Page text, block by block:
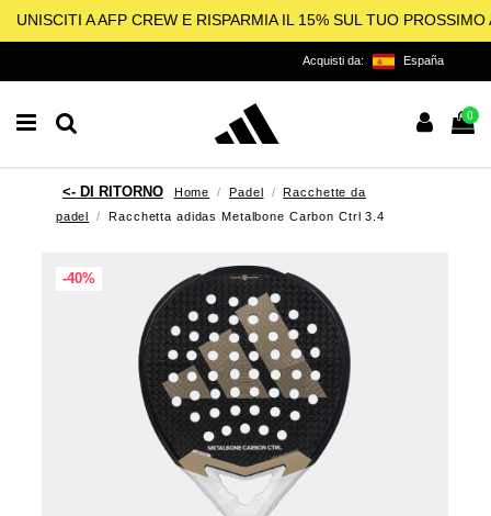
UNISCITI A AFP CREW E RISPARMIA IL 15% SUL TUO PROSSIMO
Acquisti da: España
0
Home Padel
Racchette da
padel
Racchetta adidas Metalbone Carbon Ctrl 3.4
-40%